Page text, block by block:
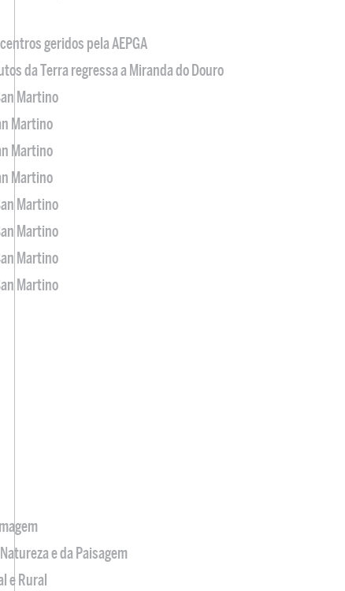
geridos pela AEPGA
da Terra regressa a Miranda do Douro
Martino
Martino
Martino
Martino
Martino
Martino
Martino
Martino
e da Paisagem
e Rural